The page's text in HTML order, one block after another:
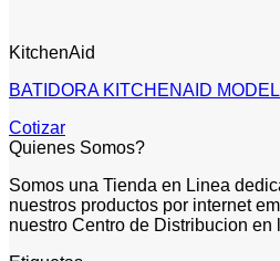
KitchenAid
BATIDORA KITCHENAID
Cotizar
Quienes Somos?
Somos una Tienda en Linea
nuestros productos por internet
nuestro Centro de Distribucion en